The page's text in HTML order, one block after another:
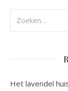
Het lavendel